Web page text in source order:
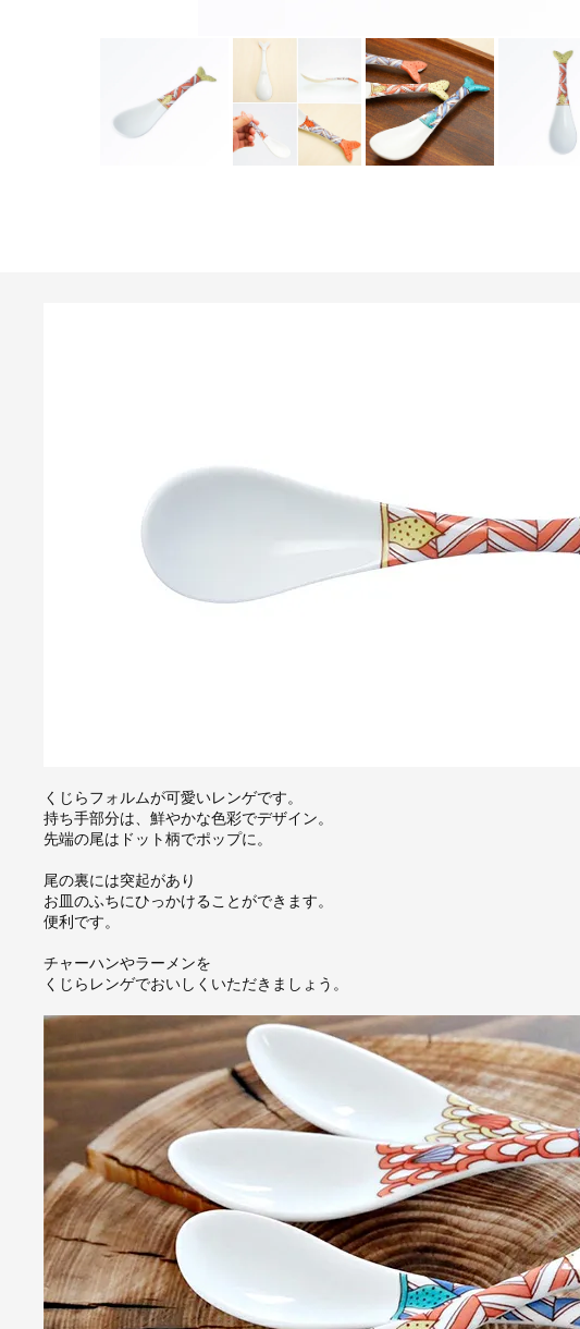
くじらフォルムが可愛いレンゲです。
持ち手部分は、鮮やかな色彩でデザイン。
先端の尾はドット柄でポップに。
尾の裏には突起があり
お皿のふちにひっかけることができます。
便利です。
チャーハンやラーメンを
くじらレンゲでおいしくいただきましょう。